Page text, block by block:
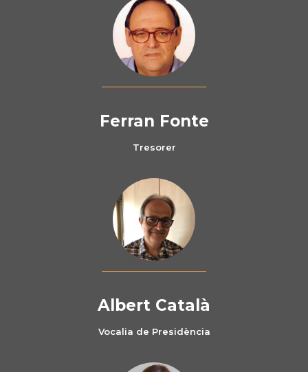
Ferran Fonte
Tresorer
Albert Català
Vocalia de Presidència